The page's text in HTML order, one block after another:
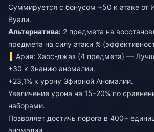
Суммируется с бонусом +50 к атаке от
Вуали.
Альтернатива: 2 предмета на
предмета на силу атаки %
Ария: Хаос-джаз (4 предмета) —
+30 к Знанию аномалии.
+23,1% к урону Эфирной Аномалии.
Увеличение урона на 15–20% по
наборами.
Позволяет достичь порога в 400+